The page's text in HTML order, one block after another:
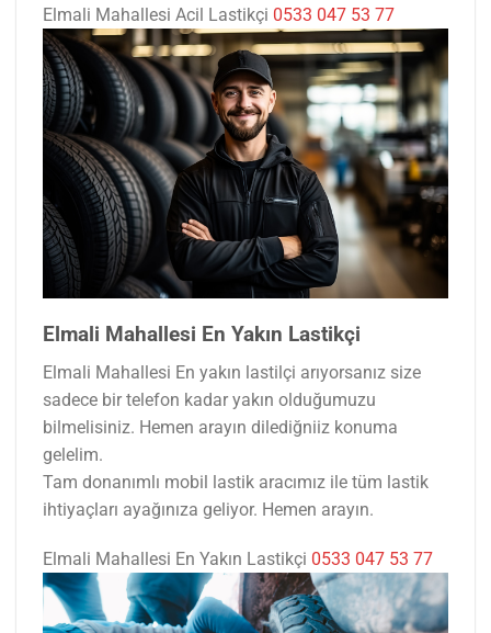
Elmali Mahallesi Acil Lastikçi 0533 047 53 77
Elmali Mahallesi En Yakın Lastikçi
Elmali Mahallesi En yakın lastilçi arıyorsanız size
sadece bir telefon kadar yakın olduğumuzu
bilmelisiniz. Hemen arayın dilediğniiz konuma
gelelim.
Tam donanımlı mobil lastik aracımız ile tüm lastik
ihtiyaçları ayağınıza geliyor. Hemen arayın.
Elmali Mahallesi En Yakın Lastikçi 0533 047 53 77